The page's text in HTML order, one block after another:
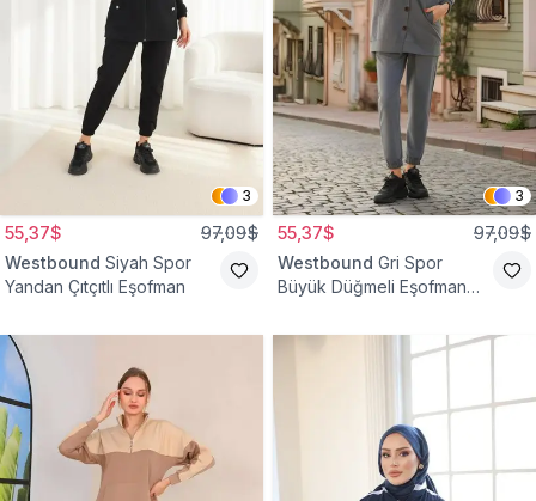
3
55,37$ 97,09$
Westbound Siyah Spor
Yandan Çıtçıtlı Eşofman
3
55,37$ 97,09$
Westbound Gri Spor
Büyük Düğmeli Eşofman